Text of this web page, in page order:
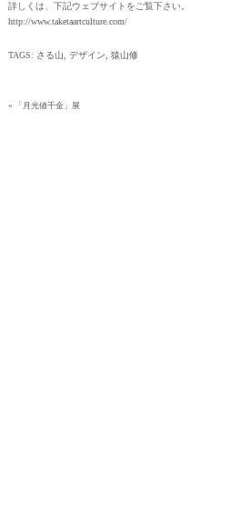
詳しくは、下記ウェブサイトをご覧下さい。
http://www.taketaartculture.com/
TAGS: さる山 デザイン 猿山修
« 「月光値千金」展